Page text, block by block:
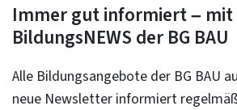
Immer gut informiert – mit
BildungsNEWS der BG BAU
Alle Bildungsangebote der BG BAU
neue Newsletter informiert